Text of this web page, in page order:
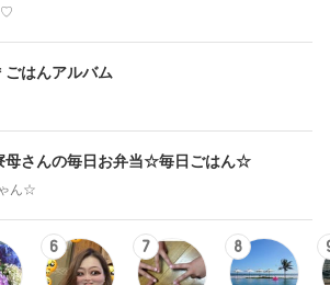
ごはんアルバム
母さんの毎日お弁当☆毎日ごはん☆
ん☆
6 7 8